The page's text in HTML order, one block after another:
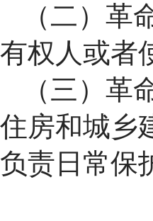
（二）
有权人或者
（三）
住房和城乡
负责日常保